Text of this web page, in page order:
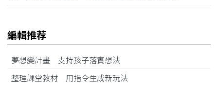
編輯推荐
夢想變計畫 支持孩子落實想法
整理課堂教材 用指令生成新玩法